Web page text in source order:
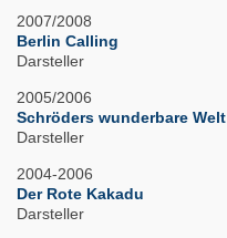
2007/2008
Berlin Calling
Darsteller
2005/2006
Schröders wunderbare Welt
Darsteller
2004-2006
Der Rote Kakadu
Darsteller